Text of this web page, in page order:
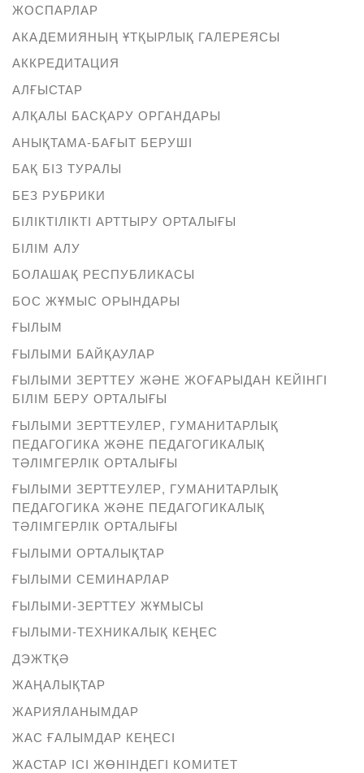
ЖОСПАРЛАР
АКАДЕМИЯНЫҢ ҰТҚЫРЛЫҚ ГАЛЕРЕЯСЫ
АККРЕДИТАЦИЯ
АЛҒЫСТАР
АЛҚАЛЫ БАСҚАРУ ОРГАНДАРЫ
АНЫҚТАМА-БАҒЫТ БЕРУШІ
БАҚ БІЗ ТУРАЛЫ
БЕЗ РУБРИКИ
БІЛІКТІЛІКТІ АРТТЫРУ ОРТАЛЫҒЫ
БІЛІМ АЛУ
БОЛАШАҚ РЕСПУБЛИКАСЫ
БОС ЖҰМЫС ОРЫНДАРЫ
ҒЫЛЫМ
ҒЫЛЫМИ БАЙҚАУЛАР
ҒЫЛЫМИ ЗЕРТТЕУ ЖӘНЕ ЖОҒАРЫДАН КЕЙІНГІ
БІЛІМ БЕРУ ОРТАЛЫҒЫ
ҒЫЛЫМИ ЗЕРТТЕУЛЕР, ГУМАНИТАРЛЫҚ
ПЕДАГОГИКА ЖӘНЕ ПЕДАГОГИКАЛЫҚ
ТӘЛІМГЕРЛІК ОРТАЛЫҒЫ
ҒЫЛЫМИ ЗЕРТТЕУЛЕР, ГУМАНИТАРЛЫҚ
ПЕДАГОГИКА ЖӘНЕ ПЕДАГОГИКАЛЫҚ
ТӘЛІМГЕРЛІК ОРТАЛЫҒЫ
ҒЫЛЫМИ ОРТАЛЫҚТАР
ҒЫЛЫМИ СЕМИНАРЛАР
ҒЫЛЫМИ-ЗЕРТТЕУ ЖҰМЫСЫ
ҒЫЛЫМИ-ТЕХНИКАЛЫҚ КЕҢЕС
ДЭЖТҚӘ
ЖАҢАЛЫҚТАР
ЖАРИЯЛАНЫМДАР
ЖАС ҒАЛЫМДАР КЕҢЕСІ
ЖАСТАР ІСІ ЖӨНІНДЕГІ КОМИТЕТ